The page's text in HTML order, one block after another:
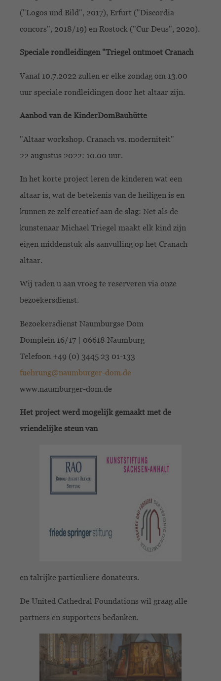
("Logos und Bild", 2017), Erfurt ("Discordia
concors", 2018/19) en Rostock ("Cur Deus", 2020).
Speciale rondleidingen "Triegel ontmoet Cranach
Vanaf 10.7.2022 zullen er elke zondag om 13.00
uur speciale rondleidingen door het altaar zijn.
Aanbod van de KinderDomBauhütte
"Altaar workshop. Cranach vs. moderniteit"
22 augustus 2022: 10.00 uur.
In het korte project leren de kinderen wat een
altaar is, wat de betekenis van de heiligen is en
kunnen ze zelf creatief aan de slag: Net als de
kunstenaar Michael Triegel maakt elk kind zijn
eigen middenstuk als aanvulling op het Cranach
altaar.
Wij raden u aan vroeg te reserveren via onze
bezoekersdienst.
Bezoekersdienst Naumburgse Dom
Domplein 16/17 | 06618 Naumburg
Telefoon +49 (0) 3445 23 01-133
fuehrung@naumburger-dom.de
www.naumburger-dom.de
Het project werd mogelijk gemaakt met de
vriendelijke steun van
en talrijke particuliere donateurs.
De United Cathedral Foundations wil graag alle
partners en supporters bedanken.